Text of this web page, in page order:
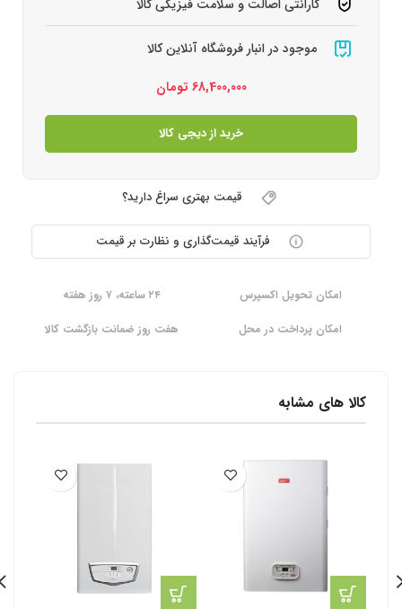
گارانتی اصالت و سلامت فیزیکی کالا
موجود در انبار فروشگاه آنلاین کالا
68,400,000 تومان
خرید از دیجی کالا
قیمت بهتری سراغ دارید؟
فرآیند قیمت‌گذاری و نظارت بر قیمت
امکان تحویل اکسپرس
۲۴ ساعته، ۷ روز هفته
امکان پرداخت در محل
هفت روز ضمانت بازگشت کالا
کالا های مشابه